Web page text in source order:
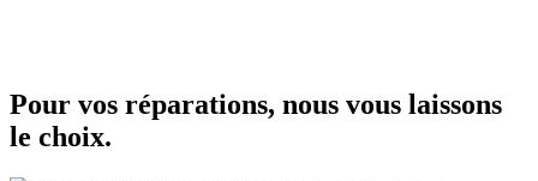
Pour vos réparations, nous vous laissons
le choix.